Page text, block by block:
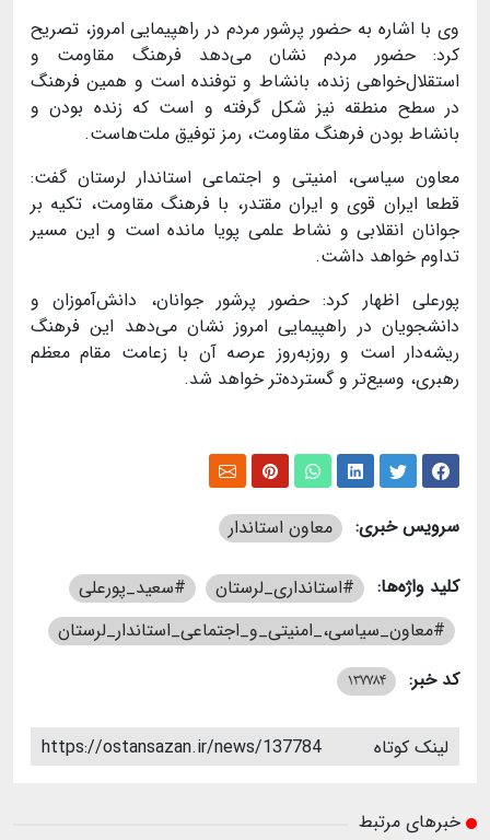
وی با اشاره به حضور پرشور مردم در راهپیمایی امروز، تصریح
کرد: حضور مردم نشان می‌دهد فرهنگ مقاومت و
استقلال‌خواهی زنده، بانشاط و توفنده است و همین فرهنگ
در سطح منطقه نیز شکل گرفته و است که زنده بودن و
بانشاط بودن فرهنگ مقاومت، رمز توفیق ملت‌هاست.
معاون سیاسی، امنیتی و اجتماعی استاندار لرستان گفت:
قطعا ایران قوی و ایران مقتدر، با فرهنگ مقاومت، تکیه بر
جوانان انقلابی و نشاط علمی پویا مانده است و این مسیر
تداوم خواهد داشت.
پورعلی اظهار کرد: حضور پرشور جوانان، دانش‌آموزان و
دانشجویان در راهپیمایی امروز نشان می‌دهد این فرهنگ
ریشه‌دار است و روزبه‌روز عرصه آن با زعامت مقام معظم
رهبری، وسیع‌تر و گسترده‌تر خواهد شد.
سرویس خبری: معاون استاندار
کلید واژه‌ها: #استانداری_لرستان
#سعید_پورعلی
#معاون_سیاسی،_امنیتی_و_اجتماعی_استاندار_لرستان
کد خبر:
137784
لینک کوتاه https://ostansazan.ir/news/137784
خبرهای مرتبط